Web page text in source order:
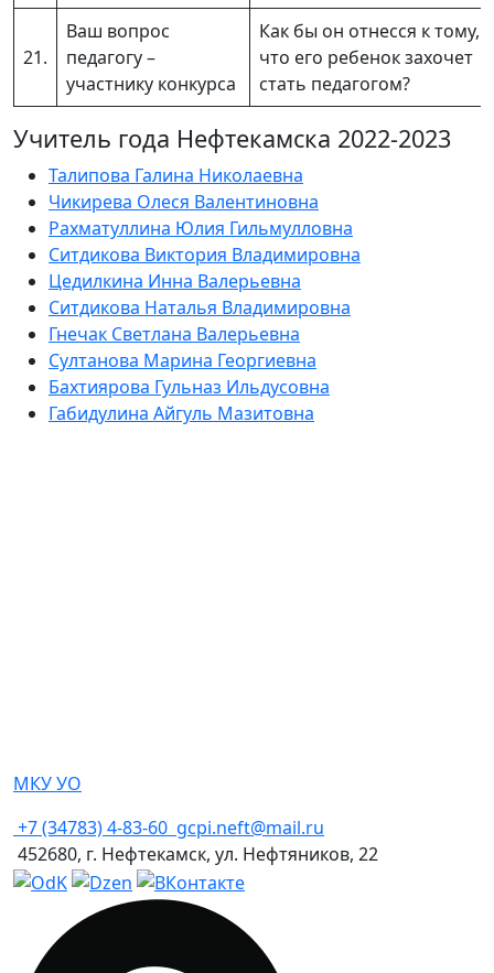
21.
Ваш вопрос
педагогу –
участнику конкурса
Как бы он отнесся к тому,
что его ребенок захочет
стать педагогом?
Учитель года Нефтекамска 2022-2023
Талипова Галина Николаевна
Чикирева Олеся Валентиновна
Рахматуллина Юлия Гильмулловна
Ситдикова Виктория Владимировна
Цедилкина Инна Валерьевна
Ситдикова Наталья Владимировна
Гнечак Светлана Валерьевна
Султанова Марина Георгиевна
Бахтиярова Гульназ Ильдусовна
Габидулина Айгуль Мазитовна
МКУ УО
+7 (34783) 4-83-60 gcpi.neft@mail.ru
452680, г. Нефтекамск, ул. Нефтяников, 22